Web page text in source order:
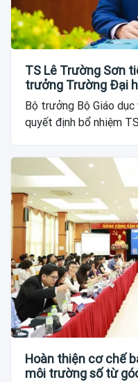
TS Lê Trường Sơn
trưởng Trường Đại
Bộ trưởng Bộ Giáo
quyết định bổ nhiệm
Hoàn thiện cơ chế
môi trường số từ